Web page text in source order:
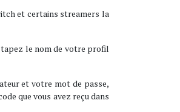
et certains streamers la
tapez le nom de votre profil
et votre mot de passe,
que vous avez reçu dans